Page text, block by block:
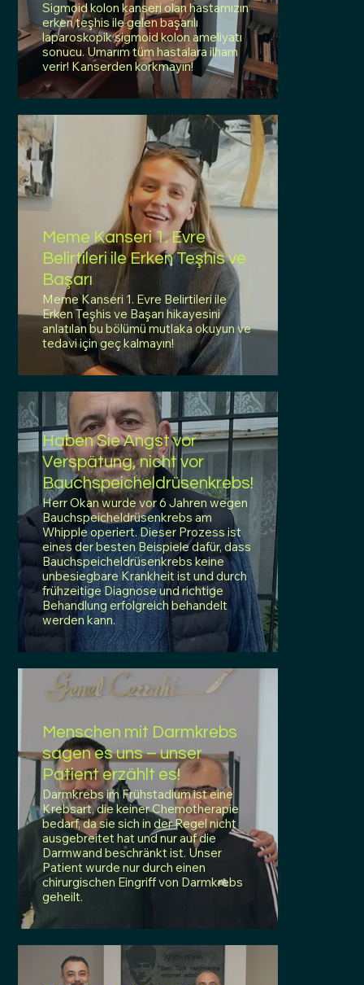
Sigmoid kolon kanseri olan hastamızın
erken teşhis ile gelen başarılı
laparoskopik sigmoid kolon ameliyatı
sonucu. Umarım tüm hastalara ilham
verir! Kanserden korkmayın!
Meme Kanseri 1. Evre
Belirtileri ile Erken Teşhis ve
Başarı
Meme Kanseri 1. Evre Belirtileri ile
Erken Teşhis ve Başarı hikayesini
anlatılan bu bölümü mutlaka okuyun ve
tedavi için geç kalmayın!
Haben Sie Angst vor
Verspätung, nicht vor
Bauchspeicheldrüsenkrebs!
Herr Okan wurde vor 6 Jahren wegen
Bauchspeicheldrüsenkrebs am
Whipple operiert. Dieser Prozess ist
eines der besten Beispiele dafür, dass
Bauchspeicheldrüsenkrebs keine
unbesiegbare Krankheit ist und durch
frühzeitige Diagnose und richtige
Behandlung erfolgreich behandelt
werden kann.
Menschen mit Darmkrebs
sagen es uns – unser
Patient erzählt es!
Darmkrebs im Frühstadium ist eine
Krebsart, die keiner Chemotherapie
bedarf, da sie sich in der Regel nicht
ausgebreitet hat und nur auf die
Darmwand beschränkt ist. Unser
Patient wurde nur durch einen
chirurgischen Eingriff von Darmkrebs
geheilt.